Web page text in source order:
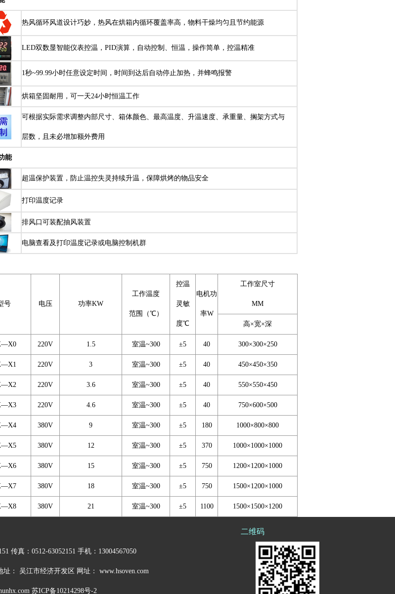
热风循环风道设计巧妙，热风在烘箱内循环覆盖率高，物料干燥均匀且节约能源
LED双数显智能仪表控温，PID演算，自动控制、恒温，操作简单，控温精准
1秒~99.99小时任意设定时间，时间到达后自动停止加热，并蜂鸣报警
烘箱坚固耐用，可一天24小时恒温工作
可根据实际需求调整内部尺寸、箱体颜色、最高温度、升温速度、承重量、搁架方式与
层数，且未必增加额外费用
能
超温保护装置，防止温控失灵持续升温，保障烘烤的物品安全
打印温度记录
排风口可装配抽风装置
电脑查看及打印温度记录或电脑控制机群
号 电压 功率KW
工作温度
范围（℃）
控温
灵敏
度℃
电机功
率W
工作室尺寸
MM
高×宽×深
220V 1.5 室温~300 ±5 40 300×300×250
220V 3 室温~300 ±5 40 450×450×350
220V 3.6 室温~300 ±5 40 550×550×450
220V 4.6 室温~300 ±5 40 750×600×500
380V 9 室温~300 ±5 180 1000×800×800
380V 12 室温~300 ±5 370 1000×1000×1000
380V 15 室温~300 ±5 750 1200×1200×1000
380V 18 室温~300 ±5 750 1500×1200×1000
380V 21 室温~300 ±5 1100 1500×1500×1200
二维码
传真：0512-63052151 手机：13004567050
： 吴江市经济开发区 网址： www.hsoven.com
苏ICP备10214298号-2